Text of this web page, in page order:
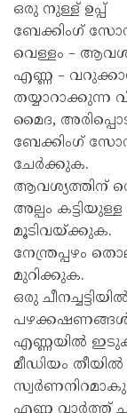
ഒരു നുള്ള് ഉപ്പ്
ബേക്കിംഗ്
വെള്ളം –
എണ്ണ –
തയ്യാറാക്കുന്ന
മൈദ,
ബേക്കിംഗ്
ചേർക്കുക.
ആവശ്യത്തിന്
അല്പം കട്ടിയുള്ള
മൂടിവയ്ക്കുക.
നേന്ത്രപ്പഴം
മുറിക്കുക.
ഒരു
പഴക്കഷണങ്ങൾ
എണ്ണയിൽ
മീഡിയം
എണ്ണ വാർത്ത്